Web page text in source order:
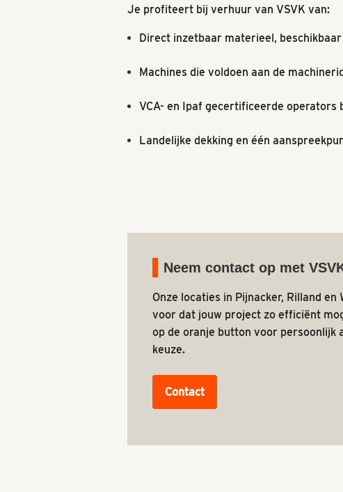
Je profiteert bij verhuur van VSVK van:
Direct inzetbaar materieel,
Machines die voldoen aan de
VCA- en Ipaf gecertificeerde operators
Landelijke dekking en één
Neem contact op met
Onze locaties in Pijnacker, Rilland
voor dat jouw project zo efficiënt
op de oranje button voor persoonlijk
keuze.
Contact